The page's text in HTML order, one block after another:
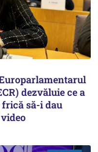
dezvăluie ce a
să-i dau